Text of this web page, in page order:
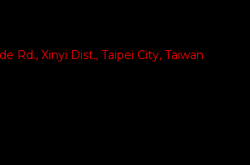
Rd., Xinyi Dist., Taipei City, Taiwan